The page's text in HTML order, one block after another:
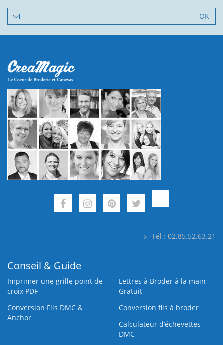
OK
Tél : 02.85.52.63.21
Conseil & Guide
Imprimer une grille point de
croix PDF
Lettres à Broder à la main
Gratuit
Conversion Fils DMC &
Anchor
Conversion fils à broder
Calculateur d’échevettes
DMC